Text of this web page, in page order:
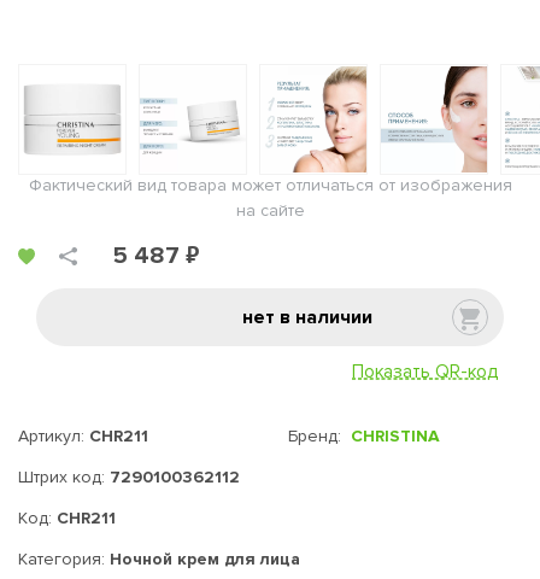
Фактический вид товара может отличаться от изображения
на сайте
5 487 ₽
нет в наличии
Показать QR-код
Артикул: CHR211
Штрих код: 7290100362112
Код: CHR211
Бренд: CHRISTINA
Категория: Ночной крем для лица